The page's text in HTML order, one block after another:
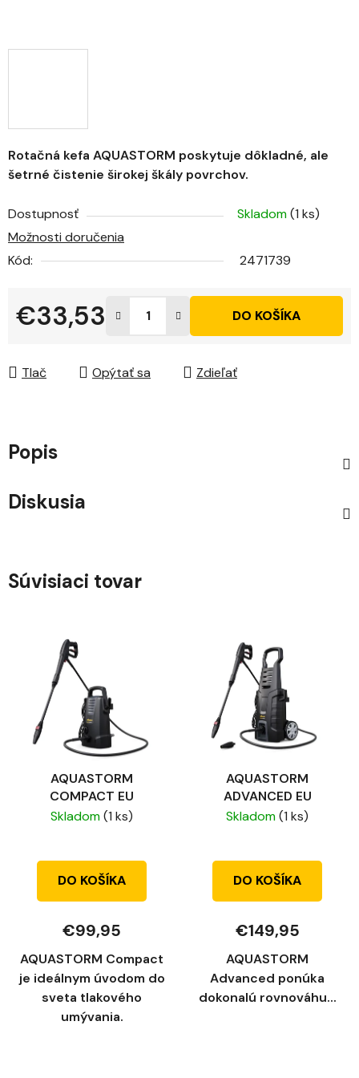
Rotačná kefa AQUASTORM poskytuje dôkladné, ale
šetrné čistenie širokej škály povrchov.
Dostupnosť Skladom(1 ks)
Možnosti doručenia
Kód:
2471739
€33,53 DO KOŠÍKA
Tlač Opýtať sa Zdieľať
Popis
Diskusia
Súvisiaci tovar
AQUASTORM
COMPACT EU
Skladom(1 ks)
DO KOŠÍKA
€99,95
AQUASTORM Compact
je ideálnym úvodom do
sveta tlakového
umývania.
AQUASTORM
ADVANCED EU
Skladom(1 ks)
DO KOŠÍKA
€149,95
AQUASTORM
Advanced ponúka
dokonalú rovnováhu...